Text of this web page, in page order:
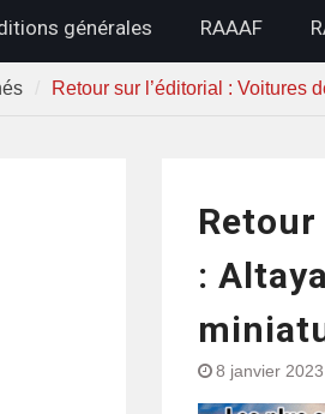
générales RAAAF
Retour sur l’éditorial : Voitures
:
8 janvier 2023